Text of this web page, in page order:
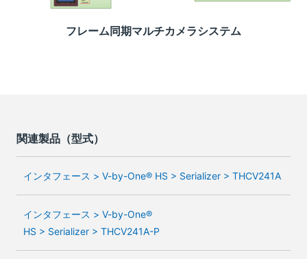
フレーム同期マルチカメラシステム
関連製品（型式）
インタフェース > V-by-One® HS > Serializer > THCV241A
インタフェース > V-by-One®
HS > Serializer > THCV241A-P